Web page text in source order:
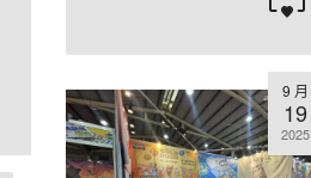
9 月
19
2025